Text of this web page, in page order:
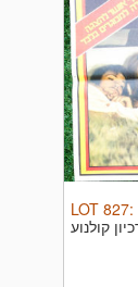
LOT 827: